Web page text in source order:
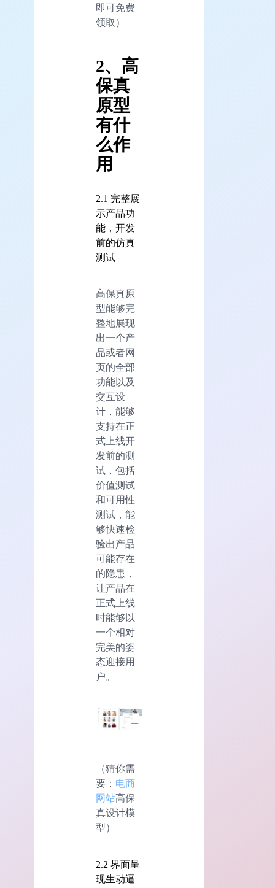
即可免费
领取）
2、高
保真
原型
有什
么作
用
2.1 完整展
示产品功
能，开发
前的仿真
测试
高保真原
型能够完
整地展现
出一个产
品或者网
页的全部
功能以及
交互设
计，能够
支持在正
式上线开
发前的测
试，包括
价值测试
和可用性
测试，能
够快速检
验出产品
可能存在
的隐患，
让产品在
正式上线
时能够以
一个相对
完美的姿
态迎接用
户。
（猜你需
要： 电商
网站高保
真设计模
型）
2.2 界面呈
现生动逼